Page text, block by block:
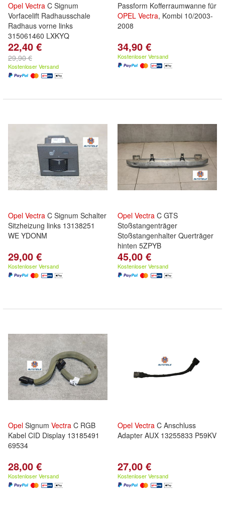
Opel Vectra C Signum
Vorfacelift Radhausschale
Radhaus vorne links
315061460 LXKYQ
22,40 €
29,90 €
Kostenloser Versand
Passform Kofferraumwanne für
OPEL Vectra, Kombi 10/2003-
2008
34,90 €
Kostenloser Versand
Opel Vectra C Signum Schalter
Sitzheizung links 13138251
WE YDONM
29,00 €
Kostenloser Versand
Opel Vectra C GTS
Stoßstangenträger
Stoßstangenhalter Querträger
hinten 5ZPYB
45,00 €
Kostenloser Versand
Opel Signum Vectra C RGB
Kabel CID Display 13185491
69534
28,00 €
Kostenloser Versand
Opel Vectra C Anschluss
Adapter AUX 13255833 P59KV
27,00 €
Kostenloser Versand